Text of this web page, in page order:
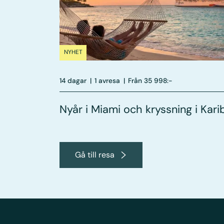
NYHET
14 dagar | 1 avresa | Från 35 998:-
Nyår i Miami och kryssning i
Gå till resa